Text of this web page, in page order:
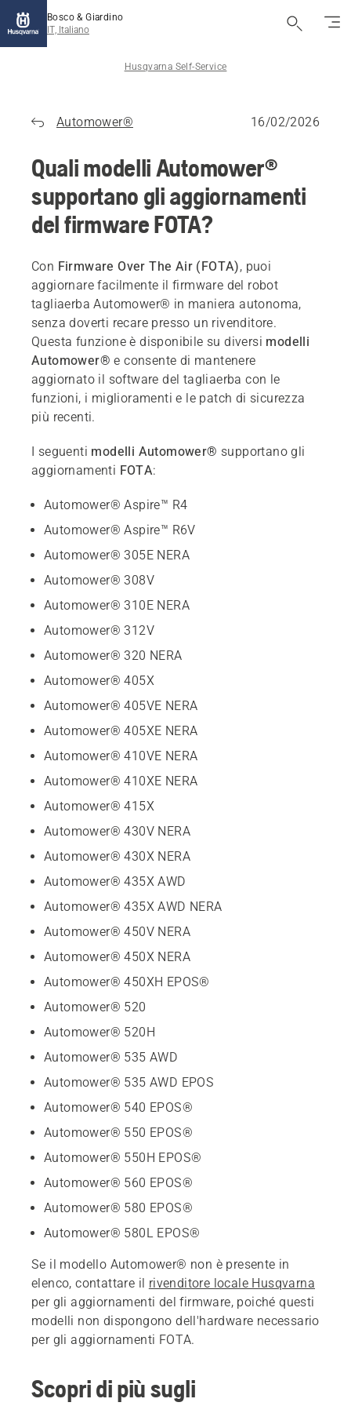
Bosco & Giardino
IT, Italiano
Husqvarna Self-Service
Automower® 16/02/2026
Quali modelli Automower®
supportano gli aggiornamenti
del firmware FOTA?
Con Firmware Over The Air (FOTA), puoi
aggiornare facilmente il firmware del robot
tagliaerba Automower® in maniera autonoma,
senza doverti recare presso un rivenditore.
Questa funzione è disponibile su diversi modelli
Automower® e consente di mantenere
aggiornato il software del tagliaerba con le
funzioni, i miglioramenti e le patch di sicurezza
più recenti.
I seguenti modelli Automower® supportano gli
aggiornamenti FOTA:
Automower® Aspire™ R4
Automower® Aspire™ R6V
Automower® 305E NERA
Automower® 308V
Automower® 310E NERA
Automower® 312V
Automower® 320 NERA
Automower® 405X
Automower® 405VE NERA
Automower® 405XE NERA
Automower® 410VE NERA
Automower® 410XE NERA
Automower® 415X
Automower® 430V NERA
Automower® 430X NERA
Automower® 435X AWD
Automower® 435X AWD NERA
Automower® 450V NERA
Automower® 450X NERA
Automower® 450XH EPOS®
Automower® 520
Automower® 520H
Automower® 535 AWD
Automower® 535 AWD EPOS
Automower® 540 EPOS®
Automower® 550 EPOS®
Automower® 550H EPOS®
Automower® 560 EPOS®
Automower® 580 EPOS®
Automower® 580L EPOS®
Se il modello Automower® non è presente in
elenco, contattare il rivenditore locale Husqvarna
per gli aggiornamenti del firmware, poiché questi
modelli non dispongono dell'hardware necessario
per gli aggiornamenti FOTA.
Scopri di più sugli